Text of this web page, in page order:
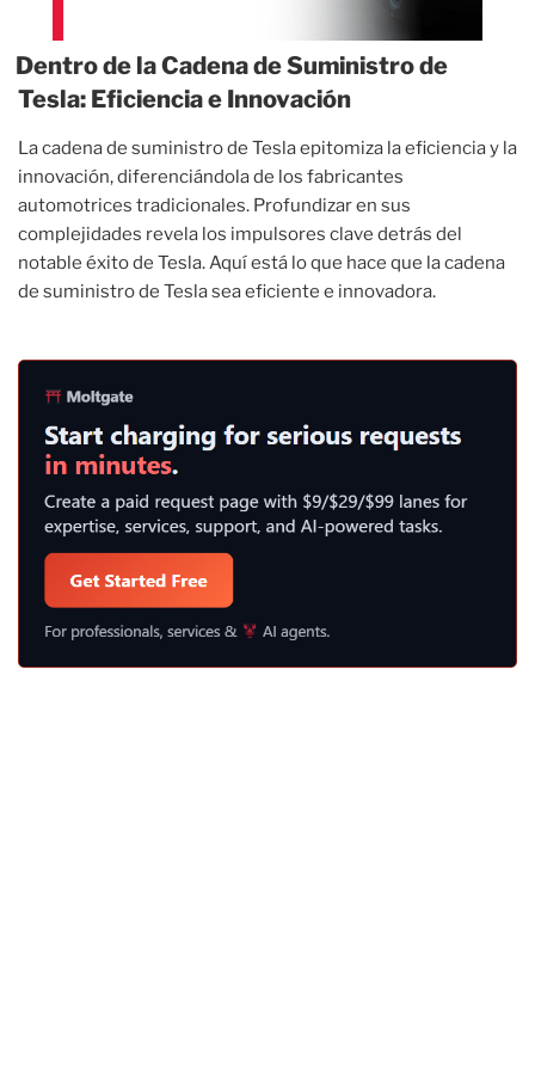
Dentro de la Cadena de Suministro de
Tesla: Eficiencia e Innovación
La cadena de suministro de Tesla epitomiza la eficiencia y la
innovación, diferenciándola de los fabricantes
automotrices tradicionales. Profundizar en sus
complejidades revela los impulsores clave detrás del
notable éxito de Tesla. Aquí está lo que hace que la cadena
de suministro de Tesla sea eficiente e innovadora.